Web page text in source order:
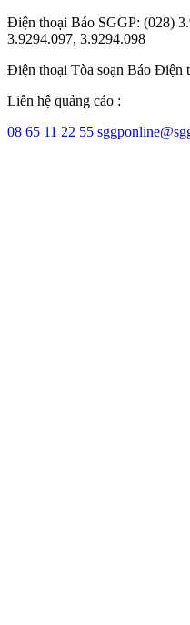
Điện thoại Báo SGGP: (028)
3.9294.097, 3.9294.098
Điện thoại Tòa soạn Báo Điện
Liên hệ quảng cáo :
08 65 11 22 55